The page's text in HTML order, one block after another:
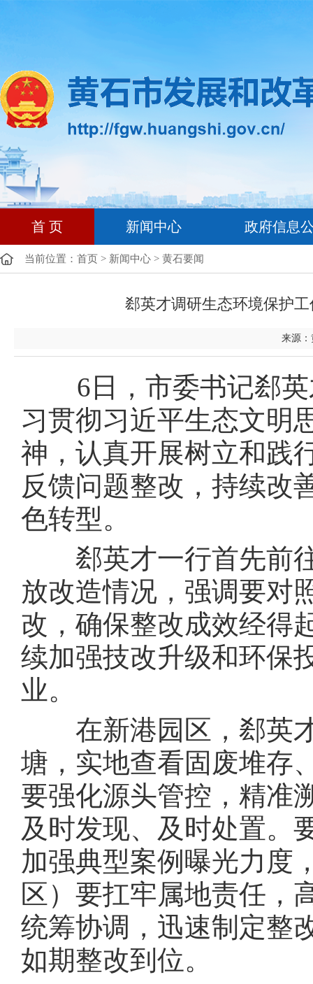
首 页 新闻中心 政府信息
当前位置： 首页 > 新闻中心 > 黄石要闻
郄英才调研生态环境保护
来源
6日，市委书记郄英
习贯彻习近平生态文明
神，认真开展树立和践
反馈问题整改，持续改
色转型。
郄英才一行首先前往
放改造情况，强调要对
改，确保整改成效经得
续加强技改升级和环保
业。
在新港园区，郄英才
塘，实地查看固废堆存
要强化源头管控，精准
及时发现、及时处置。
加强典型案例曝光力度
区）要扛牢属地责任，
统筹协调，迅速制定整
如期整改到位。